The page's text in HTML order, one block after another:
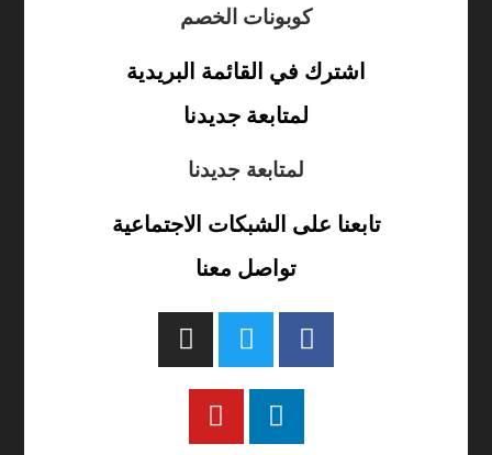
كوبونات الخصم
اشترك في القائمة البريدية
لمتابعة جديدنا
لمتابعة جديدنا
تابعنا على الشبكات الاجتماعية
تواصل معنا